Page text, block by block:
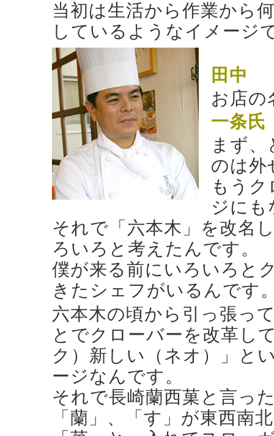
当初は生活から作業から
しているようなイメージ
田中
お店の
一条氏
まず
のは外
もう
ジにも
それで「六本木」を改名
ろいろと考えたんです。
僕が来る前にいろいろと
きたシェフがいるんです
六本木の頃から引っ張っ
とでクローバーを改革し
ク）新しい（ネオ）」と
ージなんです。
それで長崎蘭西菓と言っ
「蘭」、「す」が東西南